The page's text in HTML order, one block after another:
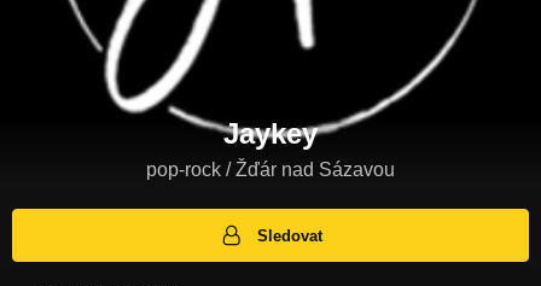
Jaykey
pop-rock / Žďár nad Sázavou
Sledovat